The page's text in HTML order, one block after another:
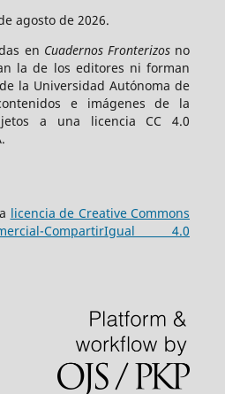
agosto de 2026.
en Cuadernos Fronterizosno
la de los editores ni forman
la Universidad Autónoma de
e imágenes de la
a una licencia CC 4.0
licencia de Creative Commons
CompartirIgual 4.0